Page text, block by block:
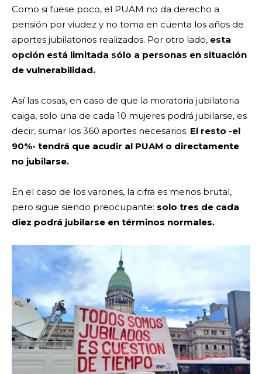
Como si fuese poco, el PUAM no da derecho a
pensión por viudez y no toma en cuenta los años de
aportes jubilatorios realizados. Por otro lado, esta
opción está limitada sólo a personas en situación
de vulnerabilidad.
Así las cosas, en caso de que la moratoria jubilatoria
caiga, solo una de cada 10 mujeres podrá jubilarse, es
decir, sumar los 360 aportes necesarios. El resto -el
90%- tendrá que acudir al PUAM o directamente
no jubilarse.
En el caso de los varones, la cifra es menos brutal,
pero sigue siendo preocupante: solo tres de cada
diez podrá jubilarse en términos normales.